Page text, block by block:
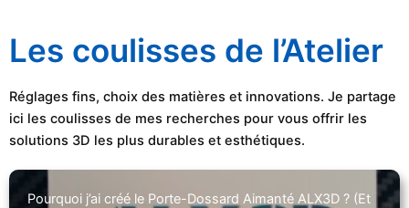
Les coulisses de l’Atelier
Réglages fins, choix des matières et innovations. Je partage
ici les coulisses de mes recherches pour vous offrir les
solutions 3D les plus durables et esthétiques.
Pourquoi j’ai créé le Porte-Dossard Aimanté ALX3D ? (Et